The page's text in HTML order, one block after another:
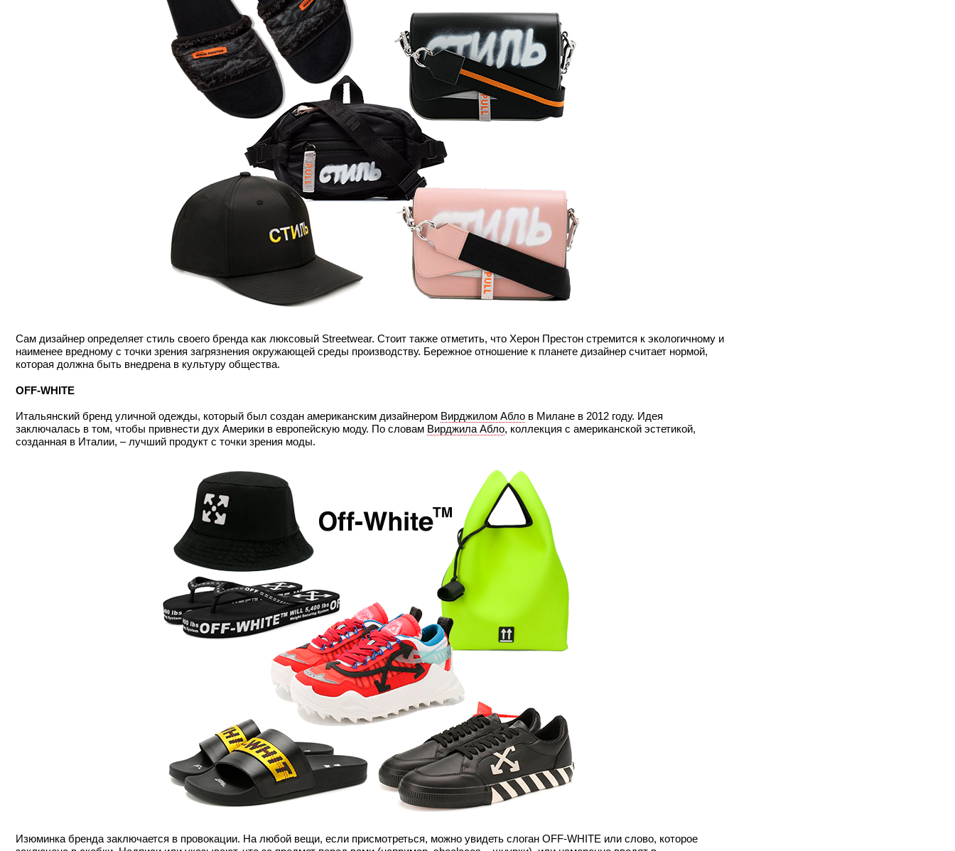
Сам дизайнер определяет стиль своего бренда как люксовый Streetwear. Стоит также отметить, что Херон Престон стремится к экологичному и
наименее вредному с точки зрения загрязнения окружающей среды производству. Бережное отношение к планете дизайнер считает нормой,
которая должна быть внедрена в культуру общества.
OFF-WHITE
Итальянский бренд уличной одежды, который был создан американским дизайнером Вирджилом Абло в Милане в 2012 году. Идея
заключалась в том, чтобы привнести дух Америки в европейскую моду. По словам Вирджила Абло, коллекция с американской эстетикой,
созданная в Италии, – лучший продукт с точки зрения моды.
Изюминка бренда заключается в провокации. На любой вещи, если присмотреться, можно увидеть слоган OFF-WHITE или слово, которое